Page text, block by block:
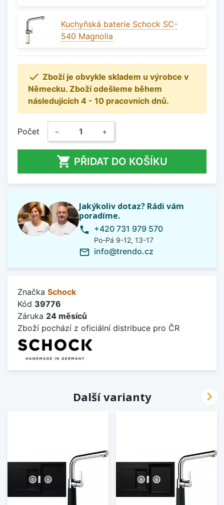
Kuchyňská baterie Schock SC-
540 Magnolia
 Zboží je obvykle skladem u výrobce v
Německu. Zboží odešleme během
následujících 4 - 10 pracovních dnů.
Počet − +
 PŘIDAT DO KOŠÍKU
Jakýkoliv dotaz? Rádi vám
poradíme.
phone +420 731 979 570
Po-Pá 9-12, 13-17
mail_outline info@trendo.cz
Značka Schock
Kód 39776
Záruka 24 měsíců
Zboží pochází z oficiální distribuce pro ČR
Další varianty 